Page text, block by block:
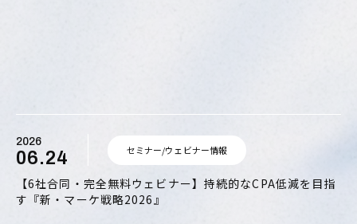
2026
06.24 セミナー/ウェビナー情報
【6社合同・完全無料ウェビナー】持続的なCPA低減を目指
す『新・マーケ戦略2026』